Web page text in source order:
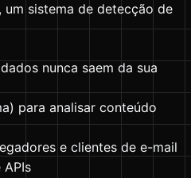
sistema de detecção de
nunca saem da sua
para analisar conteúdo
e clientes de e-mail
APIs